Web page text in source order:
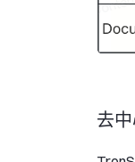
去